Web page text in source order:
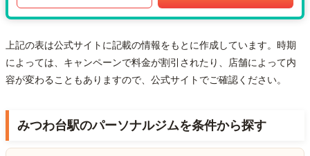
上記の表は公式サイトに記載の情報をもとに作成しています。時期
によっては、キャンペーンで料金が割引されたり、店舗によって内
容が変わることもありますので、公式サイトでご確認ください。
みつわ台駅のパーソナルジムを条件から探す